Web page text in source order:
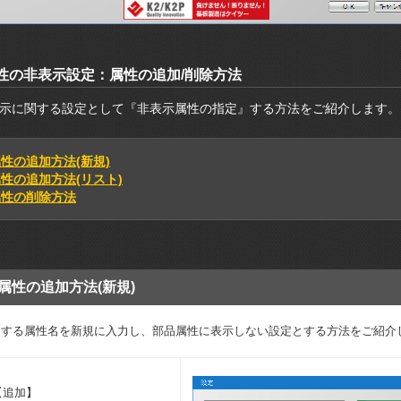
の非表示設定：属性の追加/削除方法
に関する設定として『非表示属性の指定』する方法をご紹介します。
の追加方法(新規)
の追加方法(リスト)
の削除方法
性の追加方法(新規)
る属性名を新規に入力し、部品属性に表示しない設定とする方法をご紹介
加】